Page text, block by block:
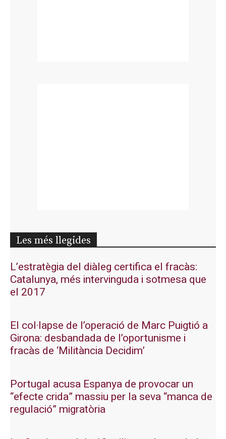
Les més llegides
L’estratègia del diàleg certifica el fracàs:
Catalunya, més intervinguda i sotmesa que
el 2017
El col·lapse de l’operació de Marc Puigtió a
Girona: desbandada de l’oportunisme i
fracàs de ‘Militància Decidim’
Portugal acusa Espanya de provocar un
“efecte crida” massiu per la seva “manca de
regulació” migratòria